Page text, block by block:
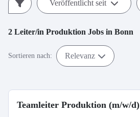
Veröffentlicht seit
2 Leiter/in Produktion Jobs in Bonn
Sortieren nach: Relevanz
Teamleiter Produktion (m/w/d)